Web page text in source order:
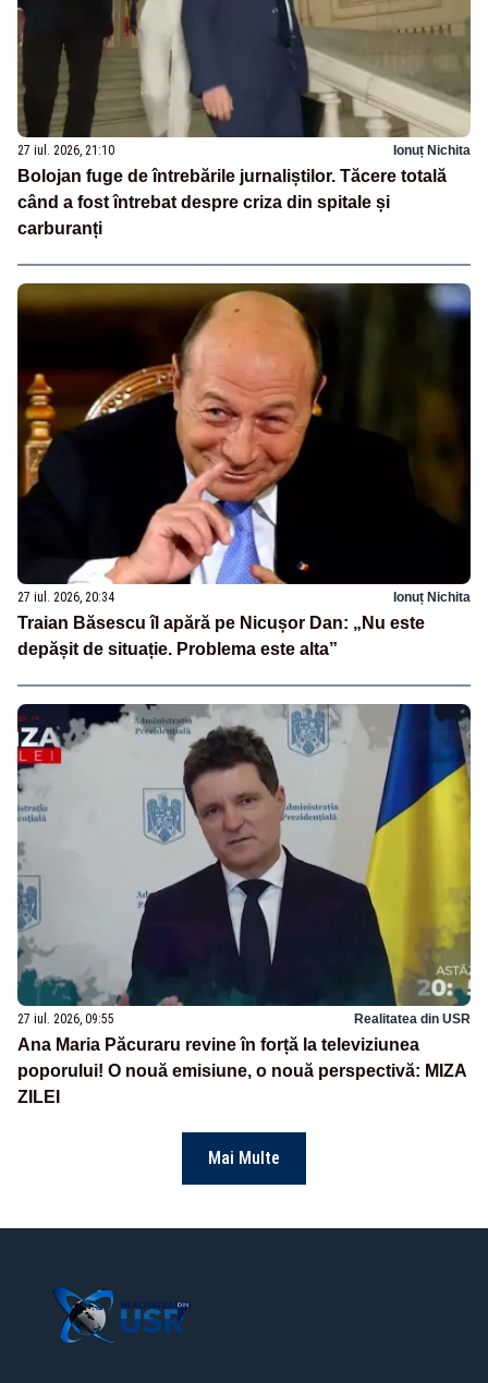
27 iul. 2026, 21:10 Ionuț Nichita
Bolojan fuge de întrebările jurnaliștilor. Tăcere totală
când a fost întrebat despre criza din spitale și
carburanți
27 iul. 2026, 20:34 Ionuț Nichita
Traian Băsescu îl apără pe Nicușor Dan: „Nu este
depășit de situație. Problema este alta”
27 iul. 2026, 09:55 Realitatea din USR
Ana Maria Păcuraru revine în forță la televiziunea
poporului! O nouă emisiune, o nouă perspectivă: MIZA
ZILEI
Mai Multe